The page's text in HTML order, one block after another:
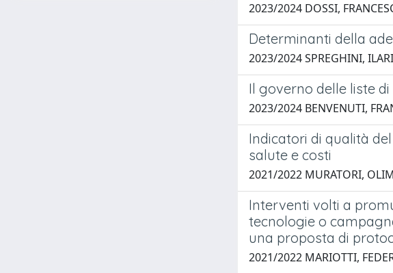
2023/2024 DOSSI,
Determinanti della
2023/2024 SPREGHINI,
Il governo delle liste
2023/2024 BENVENUTI,
Indicatori di qualità
salute e costi
2021/2022 MURATORI,
Interventi volti a
tecnologie o
una proposta di
2021/2022 MARIOTTI,